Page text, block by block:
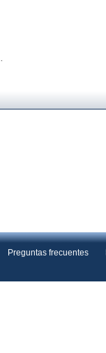
Preguntas frecuentes